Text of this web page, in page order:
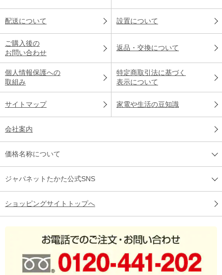
配送について 設置について
ご購入後の
お問い合わせ
返品・交換について
個人情報保護への
取組み
特定商取引法に基づく
表示について
サイトマップ 家電や生活の豆知識
会社案内
価格名称について
ジャパネットたかた公式SNS
ショッピングサイトトップへ